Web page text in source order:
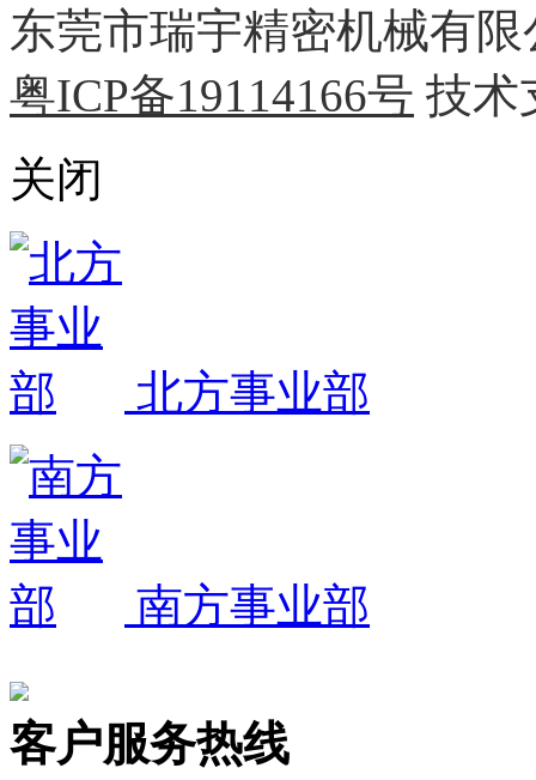
东莞市瑞宇精密机械有
粤ICP备19114166号 技术
关闭
北方事业部
南方事业部
客户服务热线